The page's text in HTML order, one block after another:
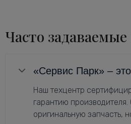
Часто
«Сервис Парк» –
Наш техцентр
гарантию
оригинальную запчасть,